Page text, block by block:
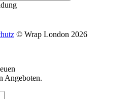
© Wrap London 2026
Angeboten.